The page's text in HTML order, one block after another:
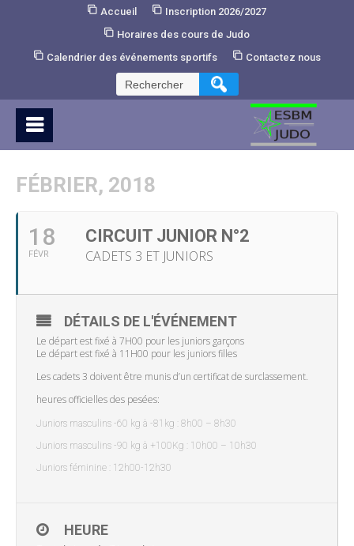
Accueil
Inscription 2026/2027
Horaires des cours de Judo
Calendrier des événements sportifs
Contactez nous
Rechercher :
FÉBRIER, 2018
18
FÉVR
CIRCUIT JUNIOR N°2
CADETS 3 ET JUNIORS
DÉTAILS DE L'ÉVÉNEMENT
Le départ est fixé à 7H00 pour les juniors garçons
Le départ est fixé à 11H00 pour les juniors filles
Les cadets 3 doivent être munis d’un certificat de surclassement.
heures officielles des pesées:
Juniors masculins -60 kg à -81kg : 8h00 – 8h30
Juniors masculins -90 kg à +100Kg : 10h00 – 10h30
Juniors féminine : 12h00-12h30
HEURE